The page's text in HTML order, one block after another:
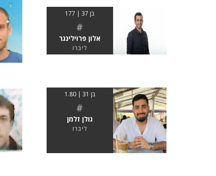
בן 37 | 177
#
אלון פרוילינגר
ליברו
בן 31 | 1.80
#
גולן זלמן
ליברו